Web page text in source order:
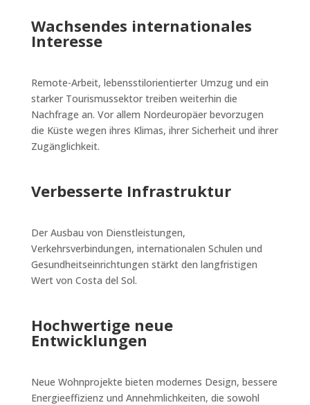
Wachsendes internationales
Interesse
Remote-Arbeit, lebensstilorientierter Umzug und ein
starker Tourismussektor treiben weiterhin die
Nachfrage an. Vor allem Nordeuropäer bevorzugen
die Küste wegen ihres Klimas, ihrer Sicherheit und ihrer
Zugänglichkeit.
Verbesserte Infrastruktur
Der Ausbau von Dienstleistungen,
Verkehrsverbindungen, internationalen Schulen und
Gesundheitseinrichtungen stärkt den langfristigen
Wert von Costa del Sol.
Hochwertige neue
Entwicklungen
Neue Wohnprojekte bieten modernes Design, bessere
Energieeffizienz und Annehmlichkeiten, die sowohl